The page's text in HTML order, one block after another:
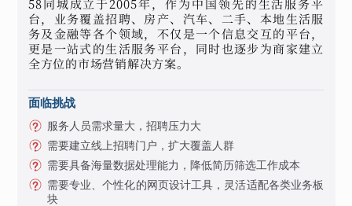
58同城成立于2005年，作为中国领先的生活服务平
台，业务覆盖招聘、房产、汽车、二手、本地生活服
务及金融等各个领域，不仅是一个信息交互的平台，
更是一站式的生活服务平台，同时也逐步为商家建立
全方位的市场营销解决方案。
面临挑战
服务人员需求量大，招聘压力大
需要建立线上招聘门户，扩大覆盖人群
需要具备海量数据处理能力，降低简历筛选工作成本
需要专业、个性化的网页设计工具，灵活适配各类业务板
块